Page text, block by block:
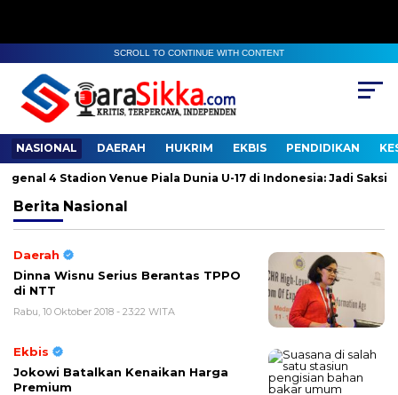
SCROLL TO CONTINUE WITH CONTENT
NASIONAL DAERAH HUKRIM EKBIS PENDIDIKAN
4 Stadion Venue Piala Dunia U-17 di Indonesia: Jadi Saksi
Berita Nasional
Daerah
Dinna Wisnu Serius Berantas TPPO
di NTT
Rabu, 10 Oktober 2018 - 23:22 WITA
Ekbis
Jokowi Batalkan Kenaikan Harga
Premium